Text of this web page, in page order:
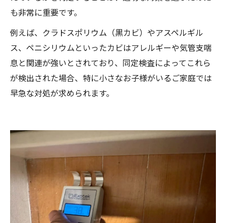
も非常に重要です。
例えば、クラドスポリウム（黒カビ）やアスペルギル
ス、ペニシリウムといったカビはアレルギーや気管支喘
息と関連が強いとされており、同定検査によってこれら
が検出された場合、特に小さなお子様がいるご家庭では
早急な対処が求められます。